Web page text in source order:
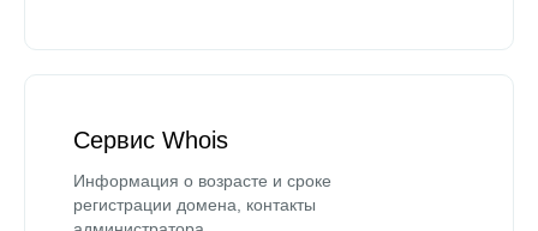
Сервис Whois
Информация о возрасте и сроке
регистрации домена, контакты